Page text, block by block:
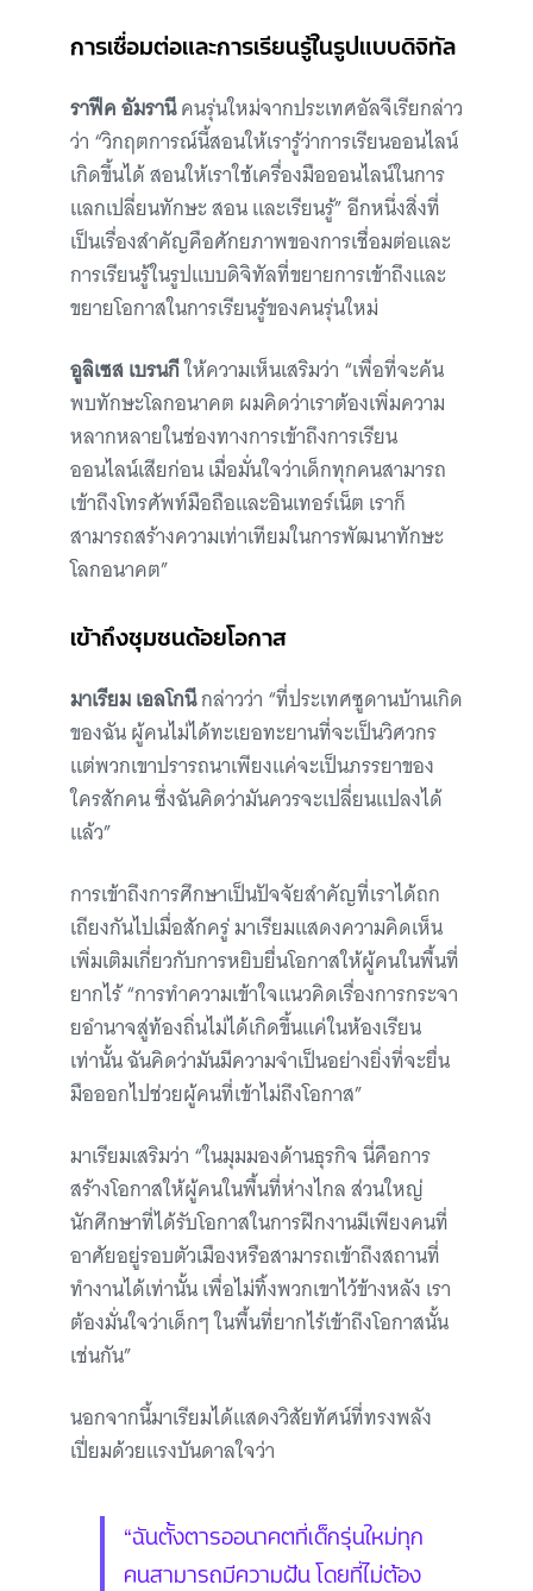
การเชื่อมต่อและการเรียนรู้ในรูปแบบดิจิทัล
ราฟีค อัมรานีคนรุ่นใหม่จากประเทศอัลจีเรียกล่าว
ว่า “วิกฤตการณ์นี้สอนให้เรารู้ว่าการเรียนออนไลน์
เกิดขึ้นได้ สอนให้เราใช้เครื่องมือออนไลน์ในการ
แลกเปลี่ยนทักษะ สอน และเรียนรู้” อีกหนึ่งสิ่งที่
เป็นเรื่องสำคัญคือศักยภาพของการเชื่อมต่อและ
การเรียนรู้ในรูปแบบดิจิทัลที่ขยายการเข้าถึงและ
ขยายโอกาสในการเรียนรู้ของคนรุ่นใหม่
อูลิเซส เบรนกีให้ความเห็นเสริมว่า “เพื่อที่จะค้น
พบทักษะโลกอนาคต ผมคิดว่าเราต้องเพิ่มความ
หลากหลายในช่องทางการเข้าถึงการเรียน
ออนไลน์เสียก่อน เมื่อมั่นใจว่าเด็กทุกคนสามารถ
เข้าถึงโทรศัพท์มือถือและอินเทอร์เน็ต เราก็
สามารถสร้างความเท่าเทียมในการพัฒนาทักษะ
โลกอนาคต”
เข้าถึงชุมชนด้อยโอกาส
มาเรียม เอลโกนีกล่าวว่า “ที่ประเทศซูดานบ้านเกิด
ของฉัน ผู้คนไม่ได้ทะเยอทะยานที่จะเป็นวิศวกร
แต่พวกเขาปรารถนาเพียงแค่จะเป็นภรรยาของ
ใครสักคน ซึ่งฉันคิดว่ามันควรจะเปลี่ยนแปลงได้
แล้ว”
การเข้าถึงการศึกษาเป็นปัจจัยสำคัญที่เราได้ถก
เถียงกันไปเมื่อสักครู่ มาเรียมแสดงความคิดเห็น
เพิ่มเติมเกี่ยวกับการหยิบยื่นโอกาสให้ผู้คนในพื้นที่
ยากไร้ “การทำความเข้าใจแนวคิดเรื่องการกระจา
ยอำนาจสู่ท้องถิ่นไม่ได้เกิดขึ้นแค่ในห้องเรียน
เท่านั้น ฉันคิดว่ามันมีความจำเป็นอย่างยิ่งที่จะยื่น
มือออกไปช่วยผู้คนที่เข้าไม่ถึงโอกาส”
มาเรียมเสริมว่า “ในมุมมองด้านธุรกิจ นี่คือการ
สร้างโอกาสให้ผู้คนในพื้นที่ห่างไกล ส่วนใหญ่
นักศึกษาที่ได้รับโอกาสในการฝึกงานมีเพียงคนที่
อาศัยอยู่รอบตัวเมืองหรือสามารถเข้าถึงสถานที่
ทำงานได้เท่านั้น เพื่อไม่ทิ้งพวกเขาไว้ข้างหลัง เรา
ต้องมั่นใจว่าเด็กๆ ในพื้นที่ยากไร้เข้าถึงโอกาสนั้น
เช่นกัน”
นอกจากนี้มาเรียมได้แสดงวิสัยทัศน์ที่ทรงพลัง
เปี่ยมด้วยแรงบันดาลใจว่า
“ฉันตั้งตารออนาคตที่เด็กรุ่นใหม่ทุก
คนสามารถมีความฝัน โดยที่ไม่ต้อง